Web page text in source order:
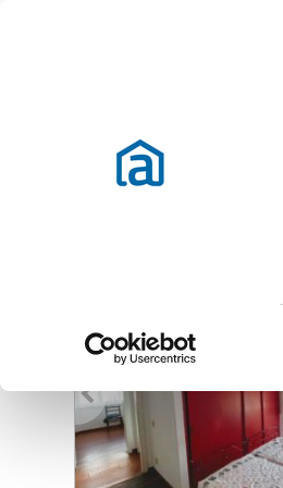
Case e appartamenti in affitto in tutta
Affitto Pisa
Affitto tirrenia calambrone